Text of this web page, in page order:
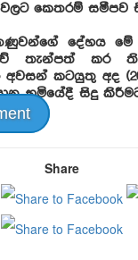
කෙතරම් සමීපව
දේහය
තැන්පත් කර
කටයුතු අද
භූමියේදී සිදු
Share